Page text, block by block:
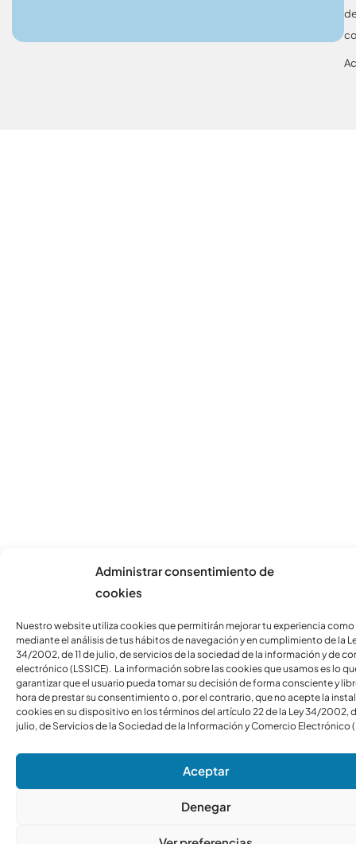
Administrar consentimiento de
cookies
Nuestro website utiliza cookies que permitirán mejorar tu experiencia como
mediante el análisis de tus hábitos de navegación y en cumplimiento de la
34/2002, de 11 de julio, de servicios de la sociedad de la información y de
electrónico (LSSICE). La información sobre las cookies que usamos es lo
garantizar que el usuario pueda tomar su decisión de forma consciente y
hora de prestar su consentimiento o, por el contrario, que no acepte la
cookies en su dispositivo en los términos del artículo 22 de la Ley 34/2002,
julio, de Servicios de la Sociedad de la Información y Comercio Electrónico
Aceptar
Denegar